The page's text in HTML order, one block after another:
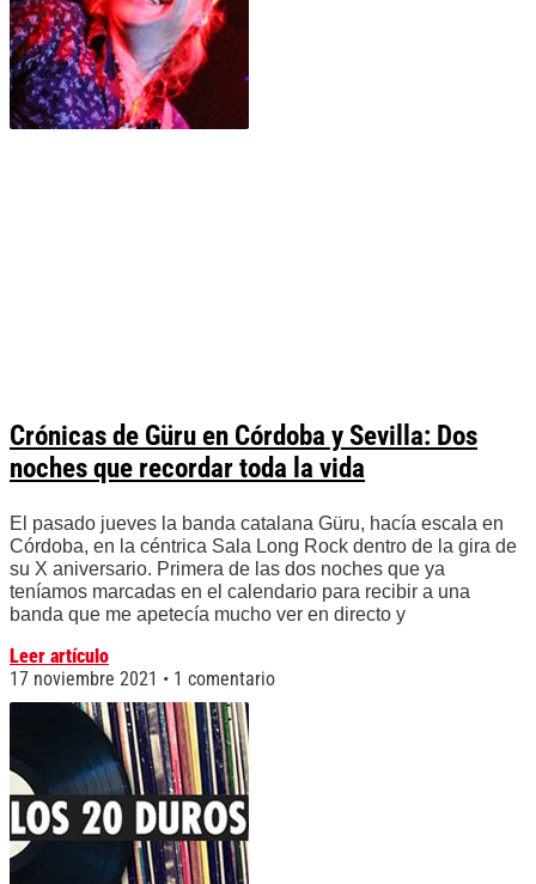
Crónicas de Güru en Córdoba y Sevilla: Dos
noches que recordar toda la vida
El pasado jueves la banda catalana Güru, hacía escala en
Córdoba, en la céntrica Sala Long Rock dentro de la gira de
su X aniversario. Primera de las dos noches que ya
teníamos marcadas en el calendario para recibir a una
banda que me apetecía mucho ver en directo y
Leer artículo
17 noviembre 2021
1 comentario